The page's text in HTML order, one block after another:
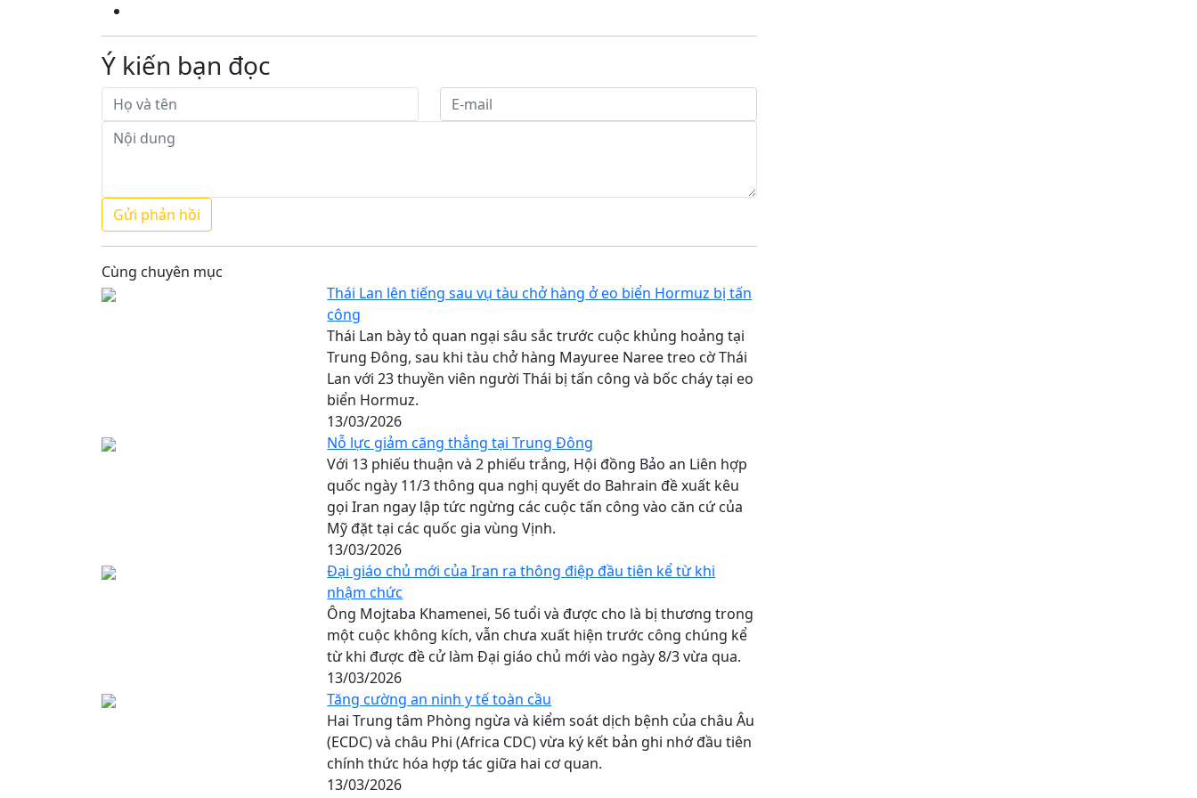
Ý kiến bạn đọc
Cùng chuyên mục
Thái Lan lên tiếng sau vụ tàu chở hàng ở eo biển Hormuz bị tấn
công
Thái Lan bày tỏ quan ngại sâu sắc trước cuộc khủng hoảng tại
Trung Đông, sau khi tàu chở hàng Mayuree Naree treo cờ Thái
Lan với 23 thuyền viên người Thái bị tấn công và bốc cháy tại eo
biển Hormuz.
13/03/2026
Nỗ lực giảm căng thẳng tại Trung Đông
Với 13 phiếu thuận và 2 phiếu trắng, Hội đồng Bảo an Liên hợp
quốc ngày 11/3 thông qua nghị quyết do Bahrain đề xuất kêu
gọi Iran ngay lập tức ngừng các cuộc tấn công vào căn cứ của
Mỹ đặt tại các quốc gia vùng Vịnh.
13/03/2026
Đại giáo chủ mới của Iran ra thông điệp đầu tiên kể từ khi
nhậm chức
Ông Mojtaba Khamenei, 56 tuổi và được cho là bị thương trong
một cuộc không kích, vẫn chưa xuất hiện trước công chúng kể
từ khi được đề cử làm Đại giáo chủ mới vào ngày 8/3 vừa qua.
13/03/2026
Tăng cường an ninh y tế toàn cầu
Hai Trung tâm Phòng ngừa và kiểm soát dịch bệnh của châu Âu
(ECDC) và châu Phi (Africa CDC) vừa ký kết bản ghi nhớ đầu tiên
chính thức hóa hợp tác giữa hai cơ quan.
13/03/2026